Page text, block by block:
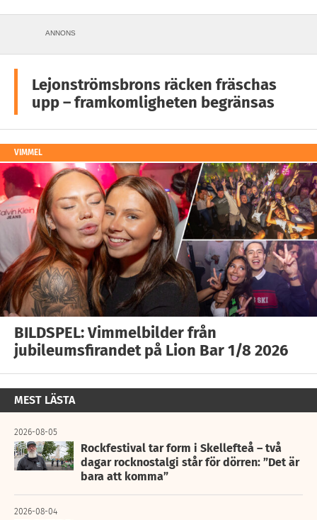
ANNONS
Lejonströmsbrons räcken fräschas
upp – framkomligheten begränsas
VIMMEL
BILDSPEL: Vimmelbilder från
jubileumsfirandet på Lion Bar 1/8 2026
MEST LÄSTA
2026-08-05
Rockfestival tar form i Skellefteå – två
dagar rocknostalgi står för dörren: ”Det är
bara att komma”
2026-08-04